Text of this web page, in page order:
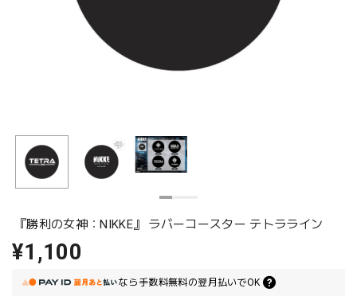
『勝利の女神：NIKKE』 ラバーコースター テトラライン
¥1,100
なら 手数料無料の翌月払いでOK